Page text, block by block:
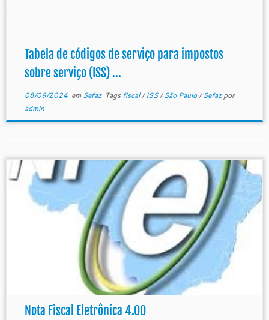
Tabela de códigos de serviço para impostos
sobre serviço (ISS) ...
08/09/2024em Sefaz Tags fiscal/ISS/São Paulo/Sefazpor
admin
Nota Fiscal Eletrônica 4.00